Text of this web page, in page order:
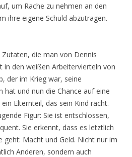
um Rache zu nehmen an den
ihre eigene Schuld abzutragen.
die man von Dennis
in den weißen Arbeitervierteln von
der im Krieg war, seine
hat und nun die Chance auf eine
Elternteil, das sein Kind rächt.
Figur: Sie ist entschlossen,
Sie erkennt, dass es letztlich
geht: Macht und Geld. Nicht nur im
Anderen, sondern auch